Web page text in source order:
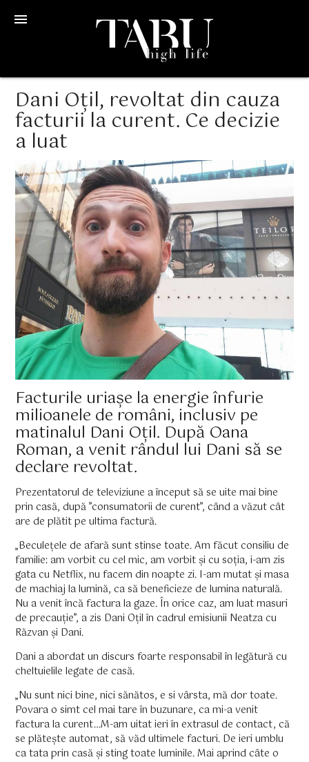
menu
Dani Oțil, revoltat din cauza
facturii la curent. Ce decizie
a luat
Facturile uriașe la energie înfurie
milioanele de români, inclusiv pe
matinalul Dani Oțil. După Oana
Roman, a venit rândul lui Dani să se
declare revoltat.
Prezentatorul de televiziune a început să se uite mai bine
prin casă, după ”consumatorii de curent”, când a văzut cât
are de plătit pe ultima factură.
„Beculețele de afară sunt stinse toate. Am făcut consiliu de
familie: am vorbit cu cel mic, am vorbit și cu soția, i-am zis
gata cu Netflix, nu facem din noapte zi. I-am mutat și masa
de machiaj la lumină, ca să beneficieze de lumina naturală.
Nu a venit încă factura la gaze. În orice caz, am luat masuri
de precauție”, a zis Dani Oțil în cadrul emisiunii Neatza cu
Răzvan și Dani.
Dani a abordat un discurs foarte responsabil în legătură cu
cheltuielile legate de casă.
„Nu sunt nici bine, nici sănătos, e si vârsta, mă dor toate.
Povara o simt cel mai tare în buzunare, ca mi-a venit
factura la curent…M-am uitat ieri în extrasul de contact, că
se plătește automat, să văd ultimele facturi. De ieri umblu
ca tata prin casă și sting toate luminile. Mai aprind câte o